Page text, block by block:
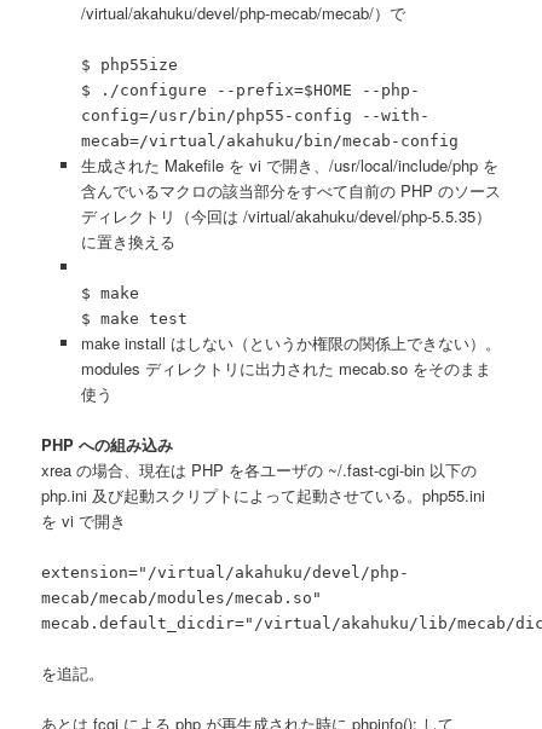
/virtual/akahuku/devel/php-mecab/mecab/）で
$ php55ize
$ ./configure --prefix=$HOME --php-
config=/usr/bin/php55-config --with-
mecab=/virtual/akahuku/bin/mecab-config
生成された Makefile を vi で開き、/usr/local/include/php を
含んでいるマクロの該当部分をすべて自前の PHP のソース
ディレクトリ（今回は /virtual/akahuku/devel/php-5.5.35）
に置き換える
$ make
$ make test
make install はしない（というか権限の関係上できない）。
modules ディレクトリに出力された mecab.so をそのまま
使う
PHP への組み込み
xrea の場合、現在は PHP を各ユーザの ~/.fast-cgi-bin 以下の
php.ini 及び起動スクリプトによって起動させている。php55.ini
を vi で開き
extension="/virtual/akahuku/devel/php-
mecab/mecab/modules/mecab.so"
mecab.default_dicdir="/virtual/akahuku/lib/mecab/
を追記。
あとは fcgi による php が再生成された時に phpinfo(); して